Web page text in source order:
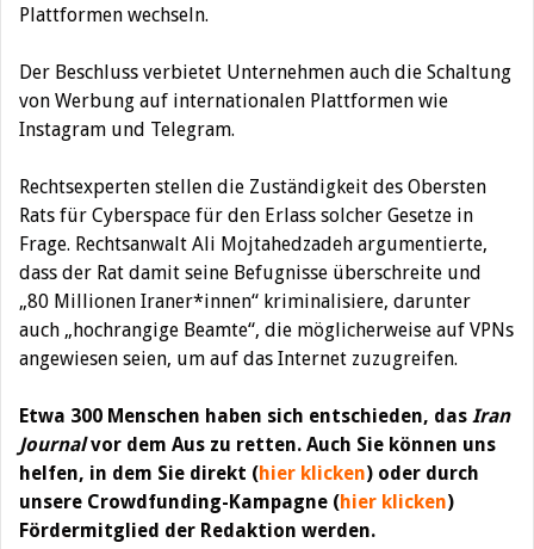
Plattformen wechseln.
Der Beschluss verbietet Unternehmen auch die Schaltung
von Werbung auf internationalen Plattformen wie
Instagram und Telegram.
Rechtsexperten stellen die Zuständigkeit des Obersten
Rats für Cyberspace für den Erlass solcher Gesetze in
Frage. Rechtsanwalt Ali Mojtahedzadeh argumentierte,
dass der Rat damit seine Befugnisse überschreite und
„80 Millionen Iraner*innen“ kriminalisiere, darunter
auch „hochrangige Beamte“, die möglicherweise auf VPNs
angewiesen seien, um auf das Internet zuzugreifen.
Etwa 300 Menschen haben sich entschieden, das Iran
Journalvor dem Aus zu retten. Auch Sie können uns
helfen, in dem Sie direkt (hier klicken) oder durch
unsere Crowdfunding-Kampagne (hier klicken)
Fördermitglied der Redaktion werden.